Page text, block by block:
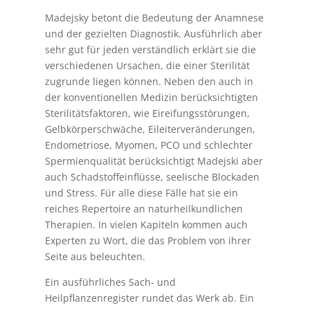
Madejsky betont die Bedeutung der Anamnese
und der gezielten Diagnostik. Ausführlich aber
sehr gut für jeden verständlich erklärt sie die
verschiedenen Ursachen, die einer Sterilität
zugrunde liegen können. Neben den auch in
der konventionellen Medizin berücksichtigten
Sterilitätsfaktoren, wie Eireifungsstörungen,
Gelbkörperschwäche, Eileiterveränderungen,
Endometriose, Myomen, PCO und schlechter
Spermienqualität berücksichtigt Madejski aber
auch Schadstoffeinflüsse, seelische Blockaden
und Stress. Für alle diese Fälle hat sie ein
reiches Repertoire an naturheilkundlichen
Therapien. In vielen Kapiteln kommen auch
Experten zu Wort, die das Problem von ihrer
Seite aus beleuchten.
Ein ausführliches Sach- und
Heilpflanzenregister rundet das Werk ab. Ein